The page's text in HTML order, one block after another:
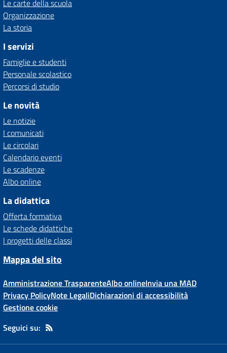
Le carte della scuola
Organizzazione
La storia
I servizi
Famiglie e studenti
Personale scolastico
Percorsi di studio
Le novità
Le notizie
I comunicati
Le circolari
Calendario eventi
Le scadenze
Albo online
La didattica
Offerta formativa
Le schede didattiche
I progetti delle classi
Mappa del sito
Amministrazione TrasparenteAlbo onlineInvia una MAD
Privacy PolicyNote LegaliDichiarazioni di accessibilità
Gestione cookie
Seguici su: